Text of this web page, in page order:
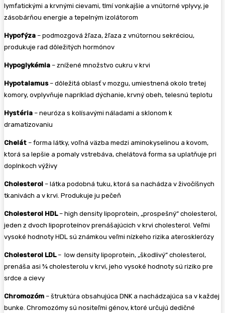
lymfatickými a krvnými cievami, tlmí vonkajšie a vnútorné vplyvy, je
zásobárňou energie a tepelným izolátorom
Hypofýza – podmozgová žľaza, žľaza z vnútornou sekréciou,
produkuje rad dôležitých hormónov
Hypoglykémia – znížené množstvo cukru v krvi
Hypotalamus– dôležitá oblasť v mozgu, umiestnená okolo tretej
komory, ovplyvňuje napríklad dýchanie, krvný obeh, telesnú teplotu
Hystéria – neuróza s kolísavými náladami a sklonom k
dramatizovaniu
Chelát – forma látky, voľná väzba medzi aminokyselinou a kovom,
ktorá sa lepšie a pomaly vstrebáva, chelátová forma sa uplatňuje pri
doplnkoch výživy
Cholesterol – látka podobná tuku, ktorá sa nachádza v živočíšnych
tkanivách a v krvi. Produkuje ju pečeň
Cholesterol HDL– high density lipoprotein, „prospešný“ cholesterol,
jeden z dvoch lipoproteínov prenášajúcich v krvi cholesterol. Veľmi
vysoké hodnoty HDL sú známkou veľmi nízkeho rizika aterosklerózy
Cholesterol LDL– low density lipoprotein, „škodlivý“ cholesterol,
prenáša asi ¾ cholesterolu v krvi, jeho vysoké hodnoty sú riziko pre
srdce a cievy
Chromozóm – štruktúra obsahujúca DNK a nachádzajúca sa v každej
bunke. Chromozómy sú nositeľmi génov, ktoré určujú dedičné